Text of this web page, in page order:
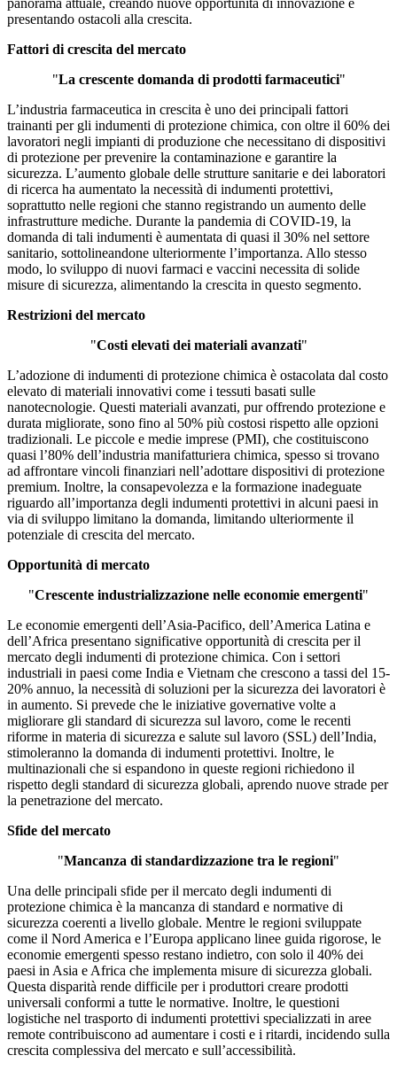
panorama attuale, creando nuove opportunità di innovazione e
presentando ostacoli alla crescita.
Fattori di crescita del mercato
"La crescente domanda di prodotti farmaceutici"
L’industria farmaceutica in crescita è uno dei principali fattori
trainanti per gli indumenti di protezione chimica, con oltre il 60% dei
lavoratori negli impianti di produzione che necessitano di dispositivi
di protezione per prevenire la contaminazione e garantire la
sicurezza. L’aumento globale delle strutture sanitarie e dei laboratori
di ricerca ha aumentato la necessità di indumenti protettivi,
soprattutto nelle regioni che stanno registrando un aumento delle
infrastrutture mediche. Durante la pandemia di COVID-19, la
domanda di tali indumenti è aumentata di quasi il 30% nel settore
sanitario, sottolineandone ulteriormente l’importanza. Allo stesso
modo, lo sviluppo di nuovi farmaci e vaccini necessita di solide
misure di sicurezza, alimentando la crescita in questo segmento.
Restrizioni del mercato
"Costi elevati dei materiali avanzati"
L’adozione di indumenti di protezione chimica è ostacolata dal costo
elevato di materiali innovativi come i tessuti basati sulle
nanotecnologie. Questi materiali avanzati, pur offrendo protezione e
durata migliorate, sono fino al 50% più costosi rispetto alle opzioni
tradizionali. Le piccole e medie imprese (PMI), che costituiscono
quasi l’80% dell’industria manifatturiera chimica, spesso si trovano
ad affrontare vincoli finanziari nell’adottare dispositivi di protezione
premium. Inoltre, la consapevolezza e la formazione inadeguate
riguardo all’importanza degli indumenti protettivi in ​​alcuni paesi in
via di sviluppo limitano la domanda, limitando ulteriormente il
potenziale di crescita del mercato.
Opportunità di mercato
"Crescente industrializzazione nelle economie emergenti"
Le economie emergenti dell’Asia-Pacifico, dell’America Latina e
dell’Africa presentano significative opportunità di crescita per il
mercato degli indumenti di protezione chimica. Con i settori
industriali in paesi come India e Vietnam che crescono a tassi del 15-
20% annuo, la necessità di soluzioni per la sicurezza dei lavoratori è
in aumento. Si prevede che le iniziative governative volte a
migliorare gli standard di sicurezza sul lavoro, come le recenti
riforme in materia di sicurezza e salute sul lavoro (SSL) dell’India,
stimoleranno la domanda di indumenti protettivi. Inoltre, le
multinazionali che si espandono in queste regioni richiedono il
rispetto degli standard di sicurezza globali, aprendo nuove strade per
la penetrazione del mercato.
Sfide del mercato
"Mancanza di standardizzazione tra le regioni"
Una delle principali sfide per il mercato degli indumenti di
protezione chimica è la mancanza di standard e normative di
sicurezza coerenti a livello globale. Mentre le regioni sviluppate
come il Nord America e l’Europa applicano linee guida rigorose, le
economie emergenti spesso restano indietro, con solo il 40% dei
paesi in Asia e Africa che implementa misure di sicurezza globali.
Questa disparità rende difficile per i produttori creare prodotti
universali conformi a tutte le normative. Inoltre, le questioni
logistiche nel trasporto di indumenti protettivi specializzati in aree
remote contribuiscono ad aumentare i costi e i ritardi, incidendo sulla
crescita complessiva del mercato e sull’accessibilità.